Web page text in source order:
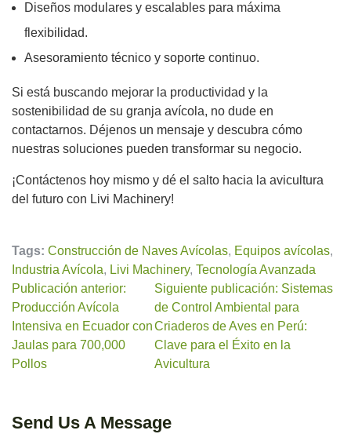
Diseños modulares y escalables para máxima
flexibilidad.
Asesoramiento técnico y soporte continuo.
Si está buscando mejorar la productividad y la
sostenibilidad de su granja avícola, no dude en
contactarnos. Déjenos un mensaje y descubra cómo
nuestras soluciones pueden transformar su negocio.
¡Contáctenos hoy mismo y dé el salto hacia la avicultura
del futuro con Livi Machinery!
Tags: Construcción de Naves Avícolas, Equipos avícolas,
Industria Avícola, Livi Machinery, Tecnología Avanzada
Publicación anterior:
Producción Avícola
Intensiva en Ecuador con
Jaulas para 700,000
Pollos
Siguiente publicación: Sistemas
de Control Ambiental para
Criaderos de Aves en Perú:
Clave para el Éxito en la
Avicultura
Send Us A Message